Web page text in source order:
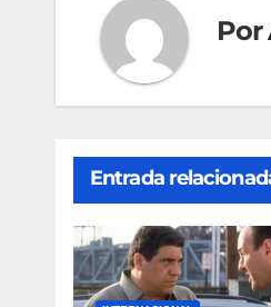
Por
Entrada